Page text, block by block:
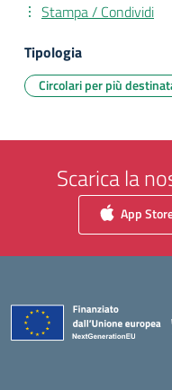
Stampa / Condividi
Tipologia
Circolari per più
Scarica la
App